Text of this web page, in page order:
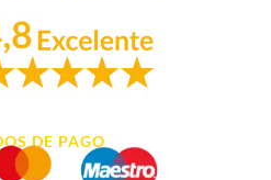
DE PAGO